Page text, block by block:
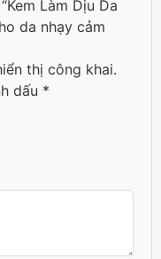
Làm Dịu Da
da nhạy cảm
thị công khai.
dấu *